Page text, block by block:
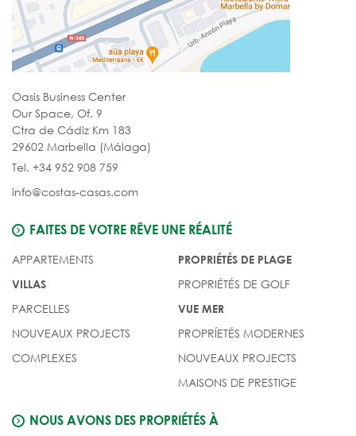
Oasis Business Center
Our Space, Of. 9
Ctra de Cádiz Km 183
29602 Marbella (Málaga)
Tel. +34 952 908 759
info@costas-casas.com
FAITES DE VOTRE RÊVE UNE RÉALITÉ
APPARTEMENTS
VILLAS
PARCELLES
NOUVEAUX PROJECTS
COMPLEXES
PROPRIÉTÉS DE PLAGE
PROPRIÉTÉS DE GOLF
VUE MER
PROPRÍETÉS MODERNES
NOUVEAUX PROJECTS
MAISONS DE PRESTIGE
NOUS AVONS DES PROPRIÉTÉS À